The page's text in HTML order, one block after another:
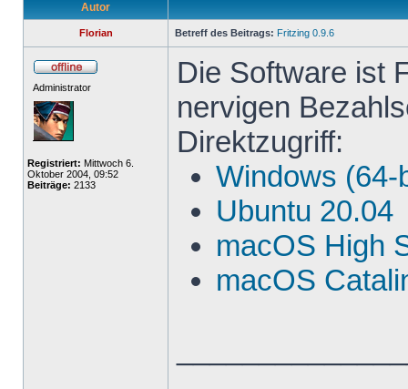
Autor
Florian Betreff des Beitrags: Fritzing 0.9.6
Administrator
Registriert: Mittwoch 6.
Oktober 2004, 09:52
Beiträge: 2133
Die Software ist
nervigen
Direktzugriff:
Windows (64-
Ubuntu 20.04
macOS High
macOS